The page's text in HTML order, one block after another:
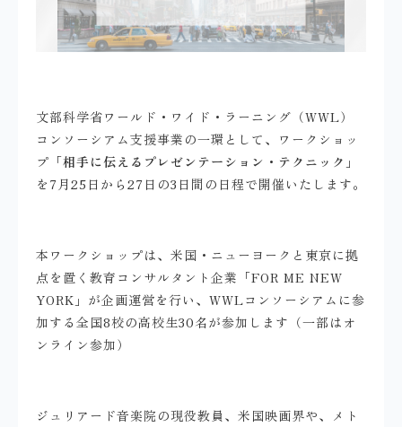
文部科学省ワールド・ワイド・ラーニング（WWL）
コンソーシアム支援事業の一環として、ワークショッ
プ「相手に伝えるプレゼンテーション・テクニック 」
を7月25日から27日の3日間の日程で開催いたします。
本ワークショップは、米国・ニューヨークと東京に拠
点を置く教育コンサルタント企業「FOR ME NEW
YORK」が企画運営を行い、WWLコンソーシアムに参
加する全国8校の高校生30名が参加します（一部はオ
ンライン参加）
ジュリアード音楽院の現役教員、米国映画界や、メト